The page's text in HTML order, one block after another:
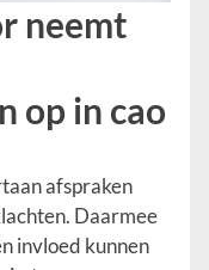
neemt
op in cao
afspraken
Daarmee
invloed kunnen